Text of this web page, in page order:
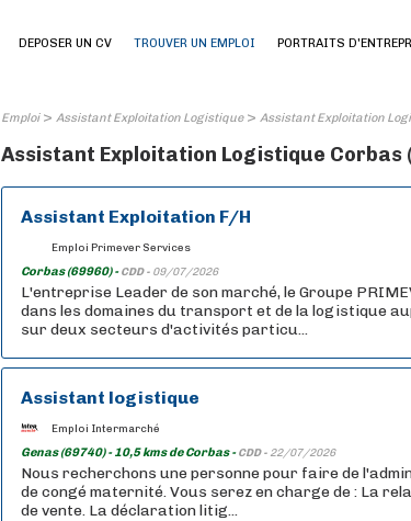
DEPOSER UN CV TROUVER UN EMPLOI PORTRAITS
Emploi> Assistant Exploitation Logistique> Assistant Exploitation
Assistant Exploitation Logistique Corbas
Assistant Exploitation F/H
Emploi Primever Services
Corbas (69960) -CDD - 09/07/2026
L'entreprise Leader de son marché, le Groupe
dans les domaines du transport et de la logistique
sur deux secteurs d'activités particu...
Assistant logistique
Emploi Intermarché
Genas (69740) - 10,5 kms de Corbas -CDD - 22/07/2026
Nous recherchons une personne pour faire de
de congé maternité. Vous serez en charge de : La
de vente. La déclaration litig...